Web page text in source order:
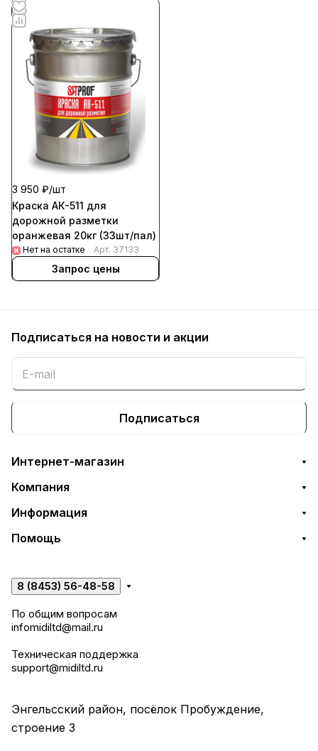
3 950 ₽/шт
Краска АК-511 для
дорожной разметки
оранжевая 20кг (33шт/пал)
Нет на остатке Арт. 37133
Запрос цены
Подписаться на новости и акции
Подписаться
Интернет-магазин
Компания
Информация
Помощь
8 (8453) 56-48-58
По общим вопросам
infomidiltd@mail.ru
Техническая поддержка
support@midiltd.ru
Энгельсский район, посёлок Пробуждение,
строение 3